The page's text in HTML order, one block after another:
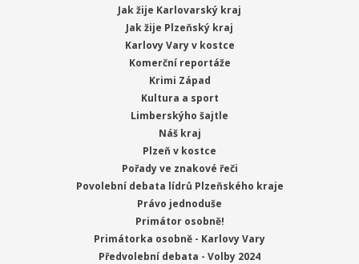
Jak žije Karlovarský kraj
Jak žije Plzeňský kraj
Karlovy Vary v kostce
Komerční reportáže
Krimi Západ
Kultura a sport
Limberskýho šajtle
Náš kraj
Plzeň v kostce
Pořady ve znakové řeči
Povolební debata lídrů Plzeňského kraje
Právo jednoduše
Primátor osobně!
Primátorka osobně - Karlovy Vary
Předvolební debata - Volby 2024